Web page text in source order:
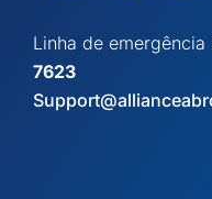
Linha de emergência
7623